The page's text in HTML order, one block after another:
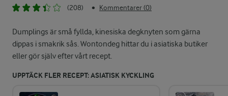
(208)
• Kommentarer (0)
Dumplings är små fyllda, kinesiska degknyten som gärna
dippas i smakrik sås. Wontondeg hittar du i asiatiska butiker
eller gör själv efter vårt recept.
UPPTÄCK FLER RECEPT: ASIATISK KYCKLING